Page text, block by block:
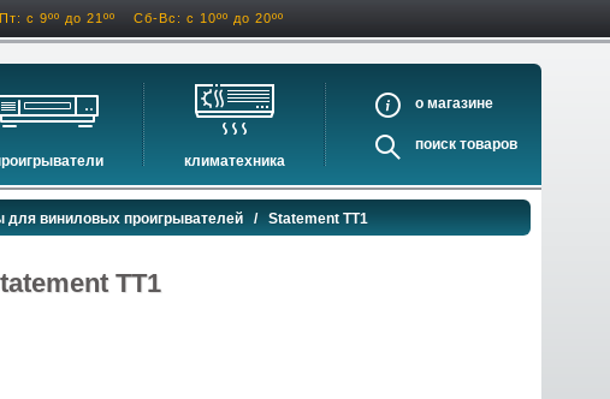
с 9ºº до 21ºº Сб-Вс: с 10ºº до 20ºº
проигрыватели
виниловых дисков
климатехника
кондиционеры
очистители и увлажнители воздуха
о
поиск
для виниловых проигрывателей / Statement TT1
TT1